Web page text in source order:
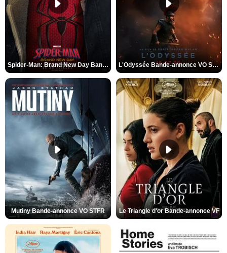
Spider-Man: Brand New Day Bande-annonce VO STFR L'Odyssée Bande-annonce VO STFR
Mutiny Bande-annonce VO STFR Le Triangle d'or Bande-annonce VF